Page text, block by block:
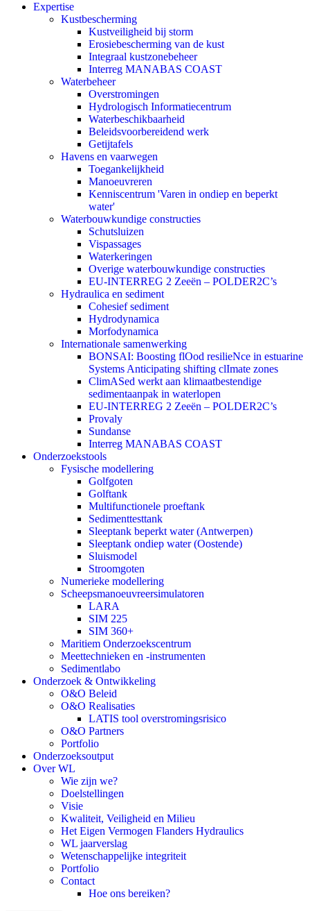
Expertise
Kustbescherming
Kustveiligheid bij storm
Erosiebescherming van de kust
Integraal kustzonebeheer
Interreg MANABAS COAST
Waterbeheer
Overstromingen
Hydrologisch Informatiecentrum
Waterbeschikbaarheid
Beleidsvoorbereidend werk
Getijtafels
Havens en vaarwegen
Toegankelijkheid
Manoeuvreren
Kenniscentrum 'Varen in ondiep en beperkt
water'
Waterbouwkundige constructies
Schutsluizen
Vispassages
Waterkeringen
Overige waterbouwkundige constructies
EU-INTERREG 2 Zeeën – POLDER2C’s
Hydraulica en sediment
Cohesief sediment
Hydrodynamica
Morfodynamica
Internationale samenwerking
BONSAI: Boosting flOod resilieNce in estuarine
Systems Anticipating shifting clImate zones
ClimASed werkt aan klimaatbestendige
sedimentaanpak in waterlopen
EU-INTERREG 2 Zeeën – POLDER2C’s
Provaly
Sundanse
Interreg MANABAS COAST
Onderzoekstools
Fysische modellering
Golfgoten
Golftank
Multifunctionele proeftank
Sedimenttesttank
Sleeptank beperkt water (Antwerpen)
Sleeptank ondiep water (Oostende)
Sluismodel
Stroomgoten
Numerieke modellering
Scheepsmanoeuvreersimulatoren
LARA
SIM 225
SIM 360+
Maritiem Onderzoekscentrum
Meettechnieken en -instrumenten
Sedimentlabo
Onderzoek & Ontwikkeling
O&O Beleid
O&O Realisaties
LATIS tool overstromingsrisico
O&O Partners
Portfolio
Onderzoeksoutput
Over WL
Wie zijn we?
Doelstellingen
Visie
Kwaliteit, Veiligheid en Milieu
Het Eigen Vermogen Flanders Hydraulics
WL jaarverslag
Wetenschappelijke integriteit
Portfolio
Contact
Hoe ons bereiken?